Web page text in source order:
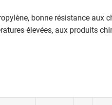
bonne résistance aux
élevées, aux produits